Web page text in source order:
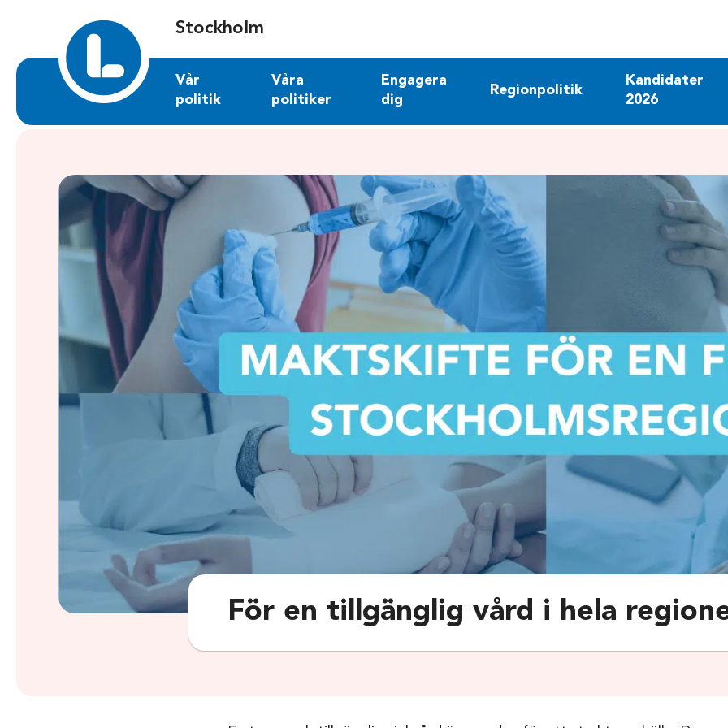
Stockholm
Vår
politik
Våra
politiker
Engagera
dig
Regionpolitik
Kandidater
2026
För en tillgänglig vård i hela